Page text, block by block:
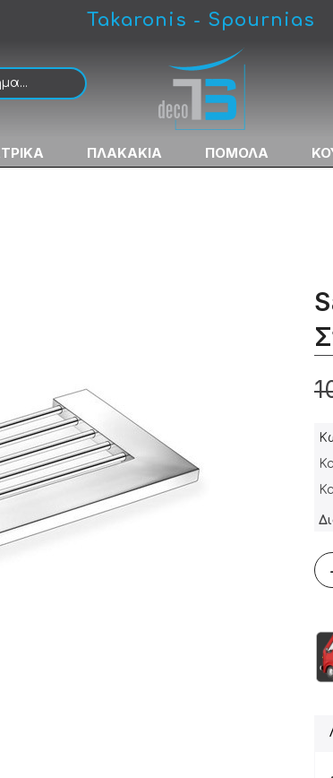
Takaronis - Spournias
ΠΛΑΚΑΚΙΑ ΠΟΜΟΛΑ